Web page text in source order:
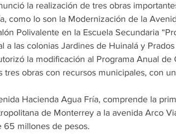
la realización de tres obras
como lo son la Modernización de la
Polivalente en la Escuela Secundaria
a las colonias Jardines de Huinalá y
la modificación al Programa Anual
tres obras con recursos municipales, con
Hacienda Agua Fría, comprende la
de Monterrey a la avenida Arco
65 millones de pesos.